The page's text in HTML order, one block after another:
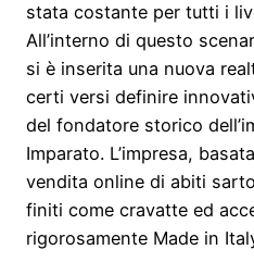
stata costante per tutti i
All’interno di questo
si è inserita una nuova
certi versi definire
del fondatore storico
Imparato. L’impresa,
vendita online di abiti
finiti come cravatte ed
rigorosamente Made in